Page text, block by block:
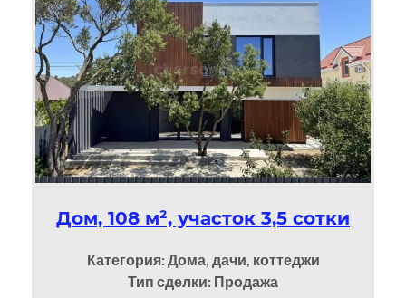
Дом, 108 м², участок 3,5 сотки
Категория: Дома, дачи, коттеджи
Тип сделки: Продажа